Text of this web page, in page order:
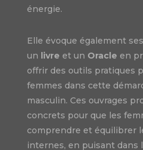
énergie.
Elle évoque également ses
un livre et un Oracle en
offrir des outils pratiques
femmes dans cette
masculin. Ces ouvrages
concrets pour que les
comprendre et équilibrer
internes, en puisant dans